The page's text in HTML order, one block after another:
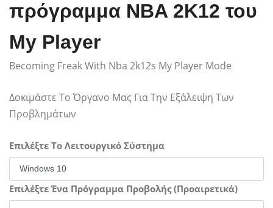
πρόγραμμα NBA 2K12 του
My Player
Becoming Freak With Nba 2k12s My Player Mode
Δοκιμάστε Το Όργανο Μας Για Την Εξάλειψη Των
Προβλημάτων
Επιλέξτε Το Λειτουργικό Σύστημα
Επιλέξτε Ένα Πρόγραμμα Προβολής (Προαιρετικά)